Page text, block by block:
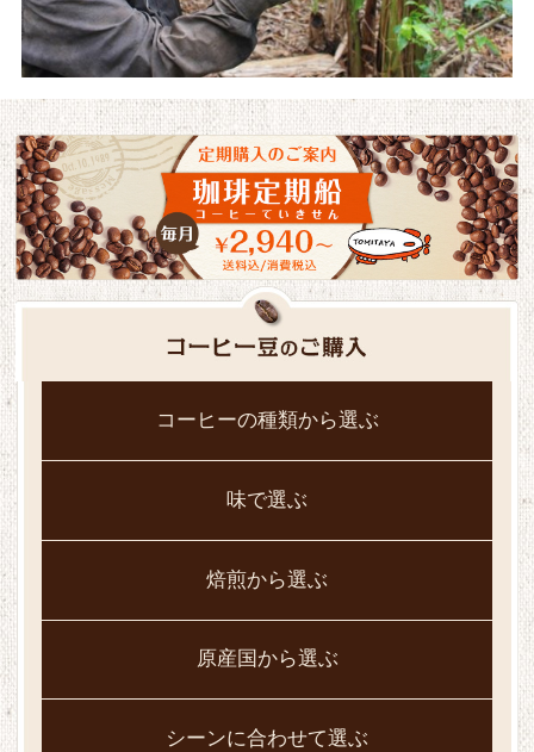
コーヒーの種類から選ぶ
味で選ぶ
焙煎から選ぶ
原産国から選ぶ
シーンに合わせて選ぶ